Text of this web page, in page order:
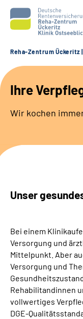
Unsere Klinik
Unsere Angebote
Leichte Sprache
Reha-Zentrum Ückeritz
Ihre
Wir kochen
Unser
Bei einem
Versorgung und
Mittelpunkt. Aber
Versorgung und
Rehabilitandinnen
vollwertiges
DGE-